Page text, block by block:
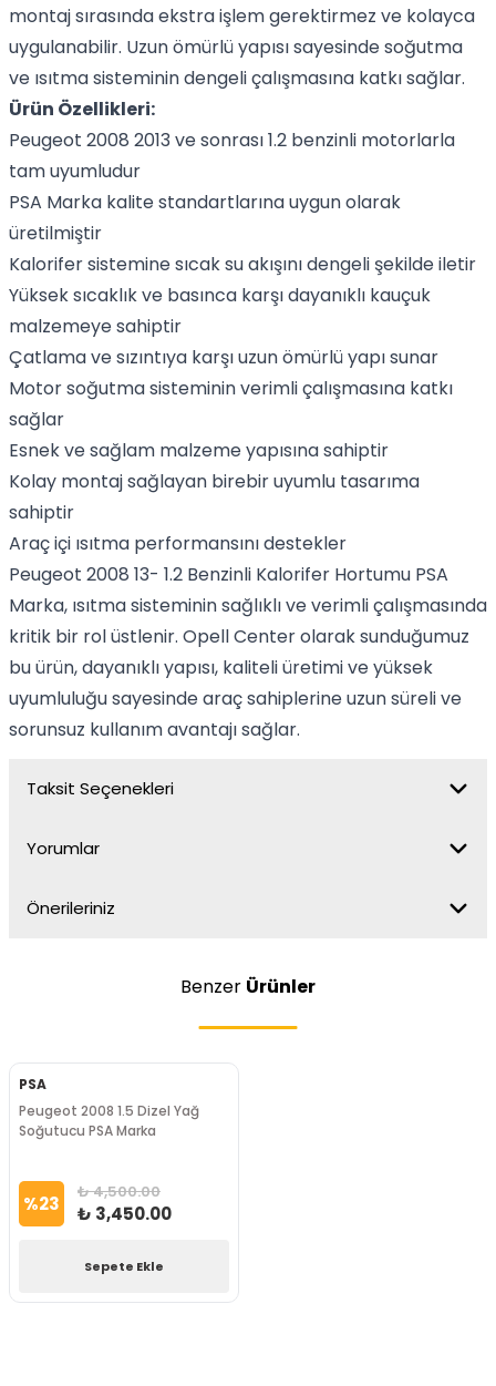
montaj sırasında ekstra işlem gerektirmez ve kolayca
uygulanabilir. Uzun ömürlü yapısı sayesinde soğutma
ve ısıtma sisteminin dengeli çalışmasına katkı sağlar.
Ürün Özellikleri:
Peugeot 2008 2013 ve sonrası 1.2 benzinli motorlarla
tam uyumludur
PSA Marka kalite standartlarına uygun olarak
üretilmiştir
Kalorifer sistemine sıcak su akışını dengeli şekilde iletir
Yüksek sıcaklık ve basınca karşı dayanıklı kauçuk
malzemeye sahiptir
Çatlama ve sızıntıya karşı uzun ömürlü yapı sunar
Motor soğutma sisteminin verimli çalışmasına katkı
sağlar
Esnek ve sağlam malzeme yapısına sahiptir
Kolay montaj sağlayan birebir uyumlu tasarıma
sahiptir
Araç içi ısıtma performansını destekler
Peugeot 2008 13- 1.2 Benzinli Kalorifer Hortumu PSA
Marka, ısıtma sisteminin sağlıklı ve verimli çalışmasında
kritik bir rol üstlenir. Opell Center olarak sunduğumuz
bu ürün, dayanıklı yapısı, kaliteli üretimi ve yüksek
uyumluluğu sayesinde araç sahiplerine uzun süreli ve
sorunsuz kullanım avantajı sağlar.
Taksit Seçenekleri
Yorumlar
Önerileriniz
Benzer Ürünler
PSA
Peugeot 2008 1.5 Dizel Yağ
Soğutucu PSA Marka
%23 ₺ 4,500.00
₺ 3,450.00
Sepete Ekle